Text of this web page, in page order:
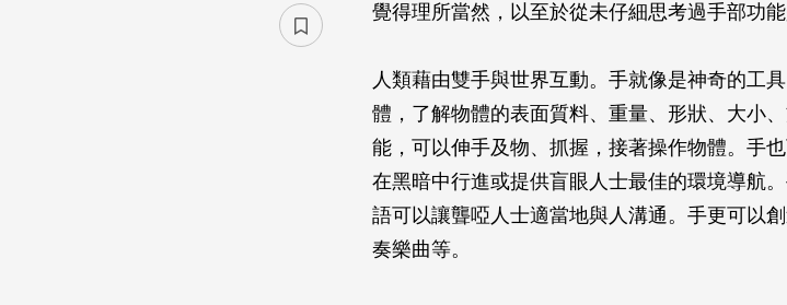
覺得理所當然，以至於從未仔細思考過手部功能
人類藉由雙手與世界互動。手就像是神奇的工
體，了解物體的表面質料、重量、形狀、大小
能，可以伸手及物、抓握，接著操作物體。手
在黑暗中行進或提供盲眼人士最佳的環境導航
語可以讓聾啞人士適當地與人溝通。手更可以
奏樂曲等。